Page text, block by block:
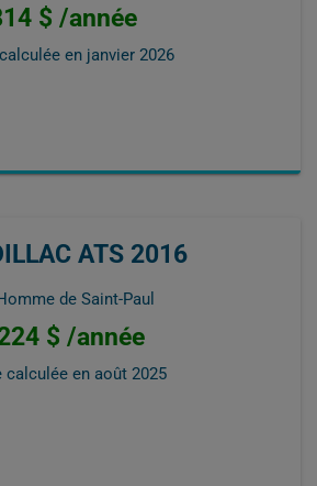
$ /année
en janvier 2026
ATS 2016
de Saint-Paul
$ /année
calculée en août 2025